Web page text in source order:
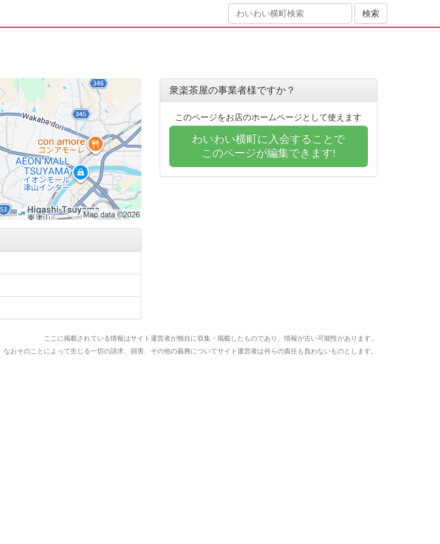
衆楽茶屋の事業者様ですか？
このページをお店のホームページとして使えます
わいわい横町に入会することで
このページが編集できます!
ここに掲載されている情報はサイト運営者が独自に収集・掲載したものであり、情報が古い可能性があります。
なおそのことによって生じる一切の請求、損害、その他の義務についてサイト運営者は何らの責任も負わないものとします。